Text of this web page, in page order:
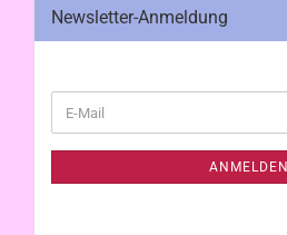
Newsletter-Anmeldung
ZUR
E-
Mail
ANMELDEN